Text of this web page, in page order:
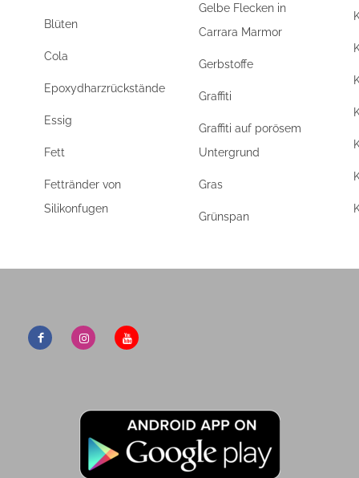
Blüten
Cola
Epoxydharzrückstände
Essig
Fett
Fettränder von
Silikonfugen
Gelbe Flecken in
Carrara Marmor
Gerbstoffe
Graffiti
Graffiti auf porösem
Untergrund
Gras
Grünspan